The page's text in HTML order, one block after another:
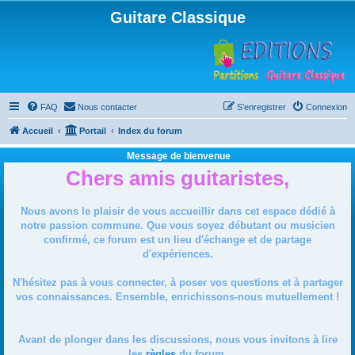
Guitare Classique
FAQ Nous contacter Connexion
S’enregistrer
Accueil Portail Index du forum
Message de bienvenue
Chers amis guitaristes,
Nous avons le plaisir de vous accueillir dans cet espace dédié à
notre passion commune. Que vous soyez débutant ou musicien
confirmé, ce forum est un lieu d'échange et de partage
d'expériences.
N'hésitez pas à vous connecter, à poser vos questions et à partager
vos connaissances. Ensemble, enrichissons-nous mutuellement !
Avant de plonger dans les discussions, nous vous invitons à lire